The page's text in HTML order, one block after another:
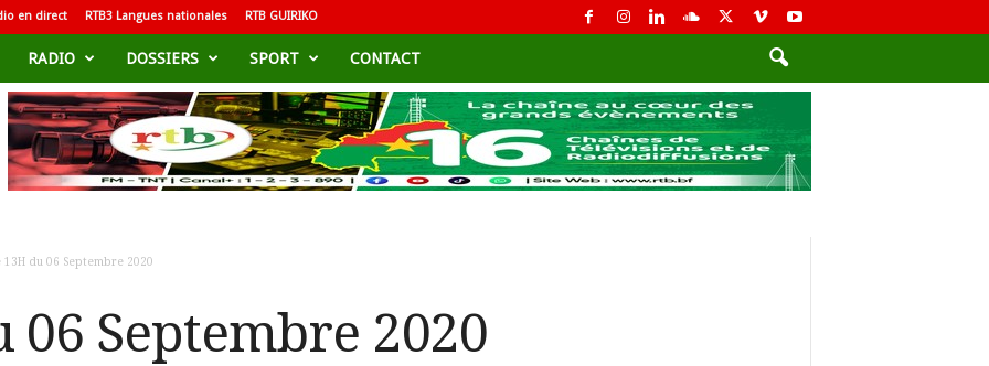
en direct RTB3 Langues nationales RTB GUIRIKO
RADIO DOSSIERS SPORT CONTACT
13H du 06 Septembre 2020
06 Septembre 2020